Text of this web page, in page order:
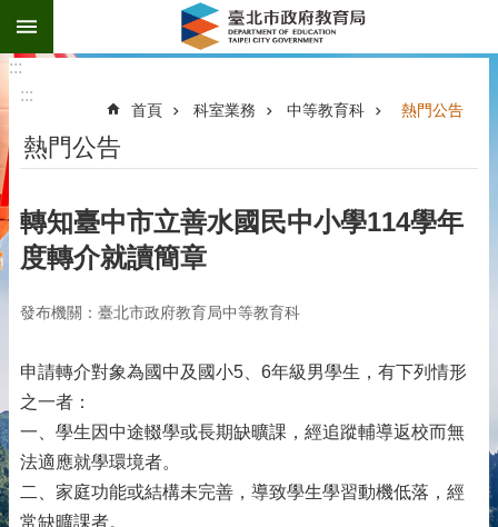
跳到主要內容區塊
:::
:::
首頁 科室業務 中等教育科 熱門公告
熱門公告
轉知臺中市立善水國民中小學114學年
度轉介就讀簡章
發布機關：臺北市政府教育局中等教育科
申請轉介對象為國中及國小5、6年級男學生，有下列情形
之一者：
一、學生因中途輟學或長期缺曠課，經追蹤輔導返校而無
法適應就學環境者。
二、家庭功能或結構未完善，導致學生學習動機低落，經
常缺曠課者。